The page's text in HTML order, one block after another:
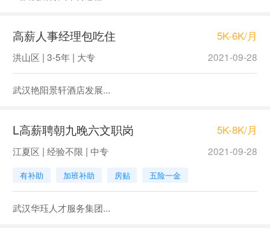
高薪人事经理包吃住 5K-6K/月
洪山区 | 3-5年 | 大专 2021-09-28
武汉艳阳景轩酒店发展...
L高薪聘朝九晚六文职岗 5K-8K/月
江夏区 | 经验不限 | 中专 2021-09-28
有补助 加班补助 房贴 五险一金
武汉华珏人才服务集团...